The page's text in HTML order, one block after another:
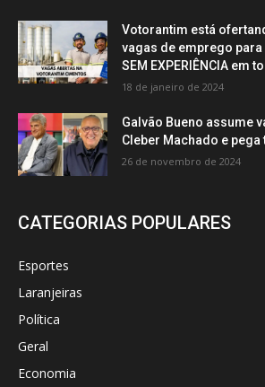
Votorantim está
vagas de emprego
SEM EXPERIÊNCIA em
18 de janeiro de 2024
Galvão Bueno assume
Cleber Machado e
26 de novembro de 2024
CATEGORIAS POPULARES
Esportes
Laranjeiras
Política
Geral
Economia